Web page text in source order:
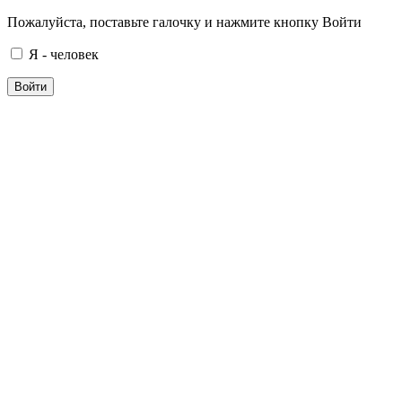
Пожалуйста, поставьте галочку и нажмите кнопку Войти
Я - человек